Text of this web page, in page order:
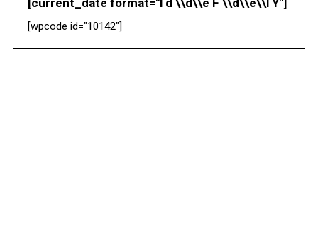
[current_date format="l d \\d\\e F \\d\\e\\l Y"]
[wpcode id="10142"]